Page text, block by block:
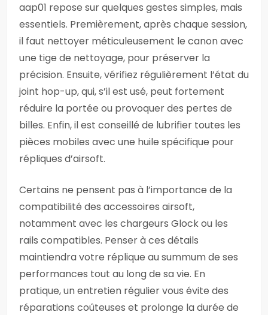
aap01 repose sur quelques gestes simples, mais
essentiels. Premièrement, après chaque session,
il faut nettoyer méticuleusement le canon avec
une tige de nettoyage, pour préserver la
précision. Ensuite, vérifiez régulièrement l’état du
joint hop-up, qui, s’il est usé, peut fortement
réduire la portée ou provoquer des pertes de
billes. Enfin, il est conseillé de lubrifier toutes les
pièces mobiles avec une huile spécifique pour
répliques d’airsoft.
Certains ne pensent pas à l’importance de la
compatibilité des accessoires airsoft,
notamment avec les chargeurs Glock ou les
rails compatibles. Penser à ces détails
maintiendra votre réplique au summum de ses
performances tout au long de sa vie. En
pratique, un entretien régulier vous évite des
réparations coûteuses et prolonge la durée de